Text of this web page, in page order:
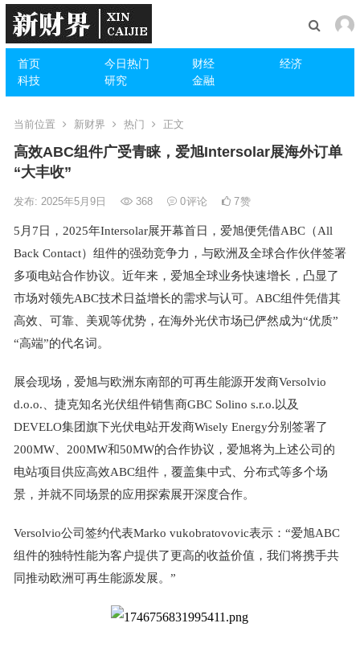
首页 今日热门 财经
经济
科技
研究 金融
当前位置 新财界 热门 正文
高效ABC组件广受青睐，爱旭Intersolar展海外订单
“大丰收”
发布: 2025年5月9日 368 0评论 7赞
5 月 7 日， 2025年Intersolar展开幕首日，爱旭便凭借ABC（All
Back Contact）组件的强劲竞争力，与欧洲及全球合作伙伴签署
多项电站合作协议。近年来，爱旭全球业务快速增长，凸显了
市场对领先ABC技术日益增长的需求与认可。 ABC组件凭借其
高效、可靠、美观等优势，在海外光伏市场已俨然成为“优质”
“高端”的代名词。
展会现场，爱旭与欧洲东南部的可再生能源开发商Versolvio
d.o.o. 、捷克知名光伏组件销售商GBC Solino s.r.o.以及
DEVELO集团旗下光伏电站开发商Wisely Energy分别签署了
200MW、 200MW和50MW的合作协议，爱旭将为上述公司的
电站项目供应高效ABC组件，覆盖集中式、分布式等多个场
景，并就不同场景的应用探索展开深度合作。
Versolvio公司签约代表Marko vukobratovovic表示： “爱旭ABC
组件的独特性能为客户提供了更高的收益价值，我们将携手共
同推动欧洲可再生能源发展。 ”